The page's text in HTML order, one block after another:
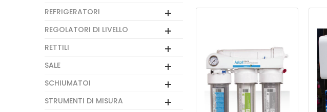
REFRIGERATORI
REGOLATORI DI LIVELLO
RETTILI
SALE
SCHIUMATOI
STRUMENTI DI MISURA